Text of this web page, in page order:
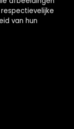
van hun